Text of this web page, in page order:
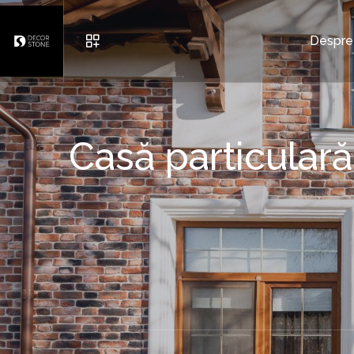
MOBILIER URBAN
GHIVECE
CARAMIDĂ ȘI PIATRĂ
ALTELE
Casă